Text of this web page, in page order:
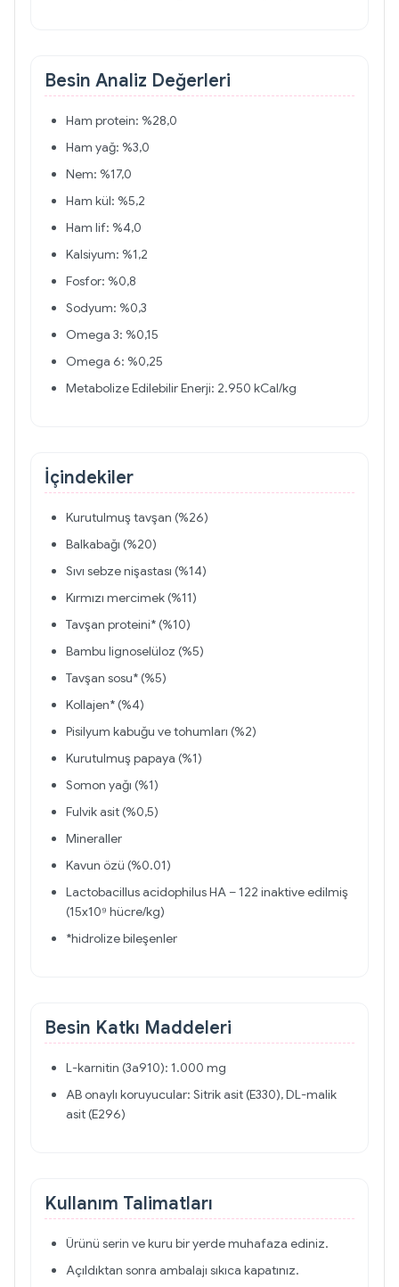
Besin Analiz Değerleri
Ham protein: %28,0
Ham yağ: %3,0
Nem: %17,0
Ham kül: %5,2
Ham lif: %4,0
Kalsiyum: %1,2
Fosfor: %0,8
Sodyum: %0,3
Omega 3: %0,15
Omega 6: %0,25
Metabolize Edilebilir Enerji: 2.950 kCal/kg
İçindekiler
Kurutulmuş tavşan (%26)
Balkabağı (%20)
Sıvı sebze nişastası (%14)
Kırmızı mercimek (%11)
Tavşan proteini* (%10)
Bambu lignoselüloz (%5)
Tavşan sosu* (%5)
Kollajen* (%4)
Pisilyum kabuğu ve tohumları (%2)
Kurutulmuş papaya (%1)
Somon yağı (%1)
Fulvik asit (%0,5)
Mineraller
Kavun özü (%0.01)
Lactobacillus acidophilus HA – 122 inaktive edilmiş
(15x10⁹ hücre/kg)
*hidrolize bileşenler
Besin Katkı Maddeleri
L-karnitin (3a910): 1.000 mg
AB onaylı koruyucular: Sitrik asit (E330), DL-malik
asit (E296)
Kullanım Talimatları
Ürünü serin ve kuru bir yerde muhafaza ediniz.
Açıldıktan sonra ambalajı sıkıca kapatınız.